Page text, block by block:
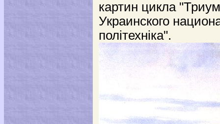
картин цикла
Украинского
полiтехнiка".